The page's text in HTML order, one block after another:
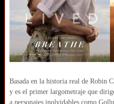
Basada en la historia real de Robin
y es el primer largometraje que
a personajes inolvidables como